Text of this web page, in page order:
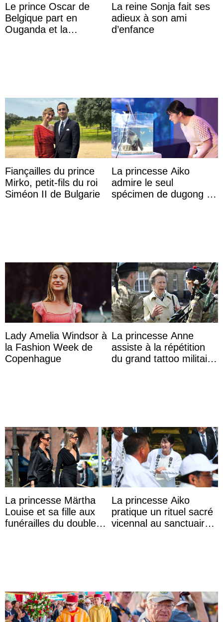
Le prince Oscar de
Belgique part en
Ouganda et la
La reine Sonja fait ses
adieux à son ami
d’enfance
Fiançailles du prince
Mirko, petit-fils du roi
Siméon II de Bulgarie
La princesse Aiko
admire le seul
spécimen de dugong en
Lady Amelia Windsor à
la Fashion Week de
Copenhague
La princesse Anne
assiste à la répétition
du grand tattoo militaire
La princesse Märtha
Louise et sa fille aux
funérailles du double
La princesse Aiko
pratique un rituel sacré
vicennal au sanctuaire